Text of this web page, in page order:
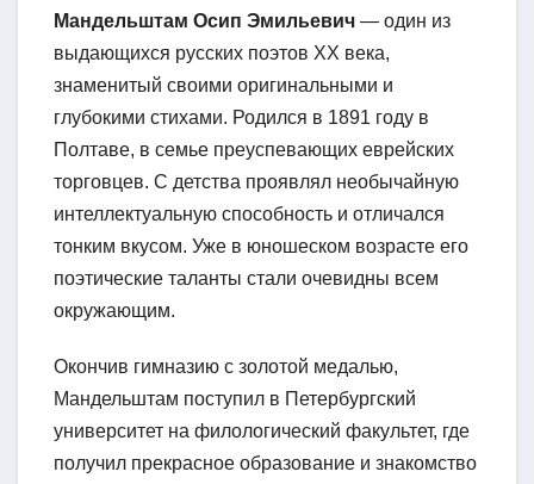
Мандельштам Осип Эмильевич — один из
выдающихся русских поэтов XX века,
знаменитый своими оригинальными и
глубокими стихами. Родился в 1891 году в
Полтаве, в семье преуспевающих еврейских
торговцев. С детства проявлял необычайную
интеллектуальную способность и отличался
тонким вкусом. Уже в юношеском возрасте его
поэтические таланты стали очевидны всем
окружающим.
Окончив гимназию с золотой медалью,
Мандельштам поступил в Петербургский
университет на филологический факультет, где
получил прекрасное образование и знакомство